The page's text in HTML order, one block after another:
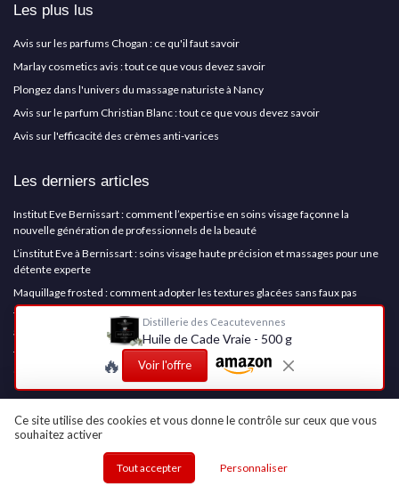
Distillerie des Ceacutevennes
Huile de Cade Vraie - 500 g
🔥 Voir l'offre
Les plus lus
Avis sur les parfums Chogan : ce qu'il faut savoir
Marlay cosmetics avis : tout ce que vous devez savoir
Plongez dans l'univers du massage naturiste à Nancy
Avis sur le parfum Christian Blanc : tout ce que vous devez savoir
Avis sur l'efficacité des crèmes anti-varices
Les derniers articles
Institut Eve Bernissart : comment l’expertise en soins visage façonne la
nouvelle génération de professionnels de la beauté
L’institut Eve à Bernissart : soins visage haute précision et massages pour une
détente experte
Maquillage frosted : comment adopter les textures glacées sans faux pas
Test Biotherm Homme Basics Line After Shave Emulsion : l’après-rasage sans
alcool qui calme bien le feu du rasoir
Test Skull Shaver Pitbull Gold Pro : le rasoir pour crâne pratique mais pas sans
Cosmetics Insiders
PARTICIPER AU MEDIA
Ce site utilise des cookies et vous donne le contrôle sur ceux que vous
souhaitez activer
Tout accepter Personnaliser